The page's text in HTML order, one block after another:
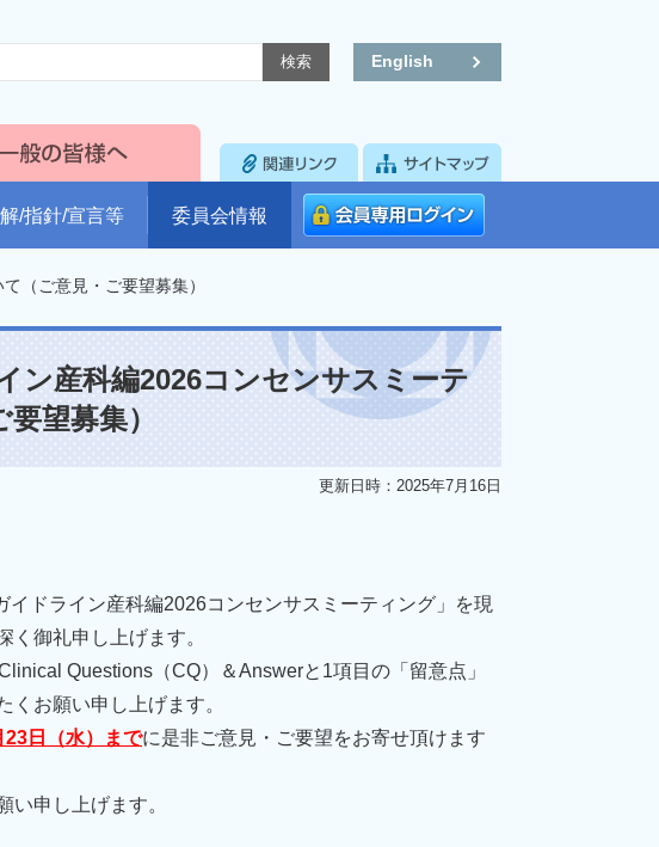
English
/指針/宣言等 委員会情報
（ご意見・ご要望募集）
ン産科編2026コンセンサスミーテ
望募集）
更新日時：2025年7月16日
ドライン産科編2026コンセンサスミーティング」を現
御礼申し上げます。
Questions（CQ）＆Answerと1項目の「留意点」
お願い申し上げます。
23日（水）までに是非ご意見・ご要望をお寄せ頂けます
申し上げます。